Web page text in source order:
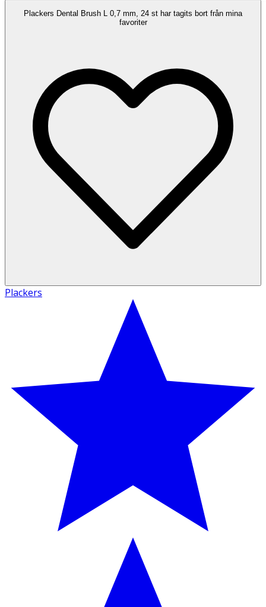
Plackers Dental Brush L 0,7 mm, 24 st har tagits bort från mina
favoriter
Plackers